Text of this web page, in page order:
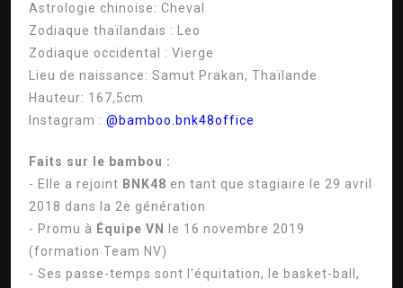
Astrologie chinoise: Cheval
Zodiaque thaïlandais :
Leo
Zodiaque occidental : Vierge
Lieu de naissance: Samut Prakan, Thaïlande
Hauteur: 167,5cm
Instagram : @bamboo.bnk48office
Faits sur le bambou :
- Elle a rejoint BNK48 en tant que stagiaire le 29 avril
2018 dans la 2e génération
- Promu à Équipe VN
le 16 novembre 2019
(formation Team NV)
- Ses passe-temps sont l'équitation, le basket-ball,